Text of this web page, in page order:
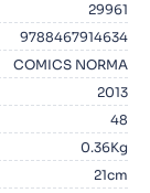
29961
9788467914634
COMICS NORMA
2013
48
0.36Kg
21cm